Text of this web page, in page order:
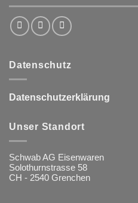
Datenschutz
Datenschutzerklärung
Unser Standort
Schwab AG Eisenwaren
Solothurnstrasse 58
CH - 2540 Grenchen